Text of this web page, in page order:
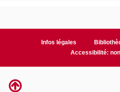
Infos légales
Accessibilité: